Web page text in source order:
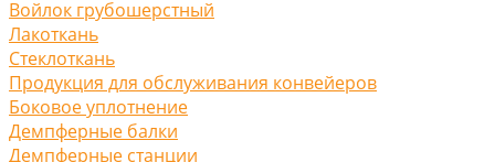
Войлок грубошерстный
Лакоткань
Стеклоткань
Продукция для обслуживания конвейеров
Боковое уплотнение
Демпферные балки
Демпферные станции